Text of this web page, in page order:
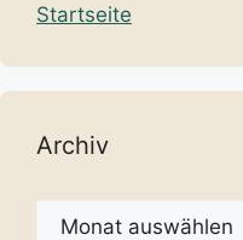
Startseite
Archiv
Archiv